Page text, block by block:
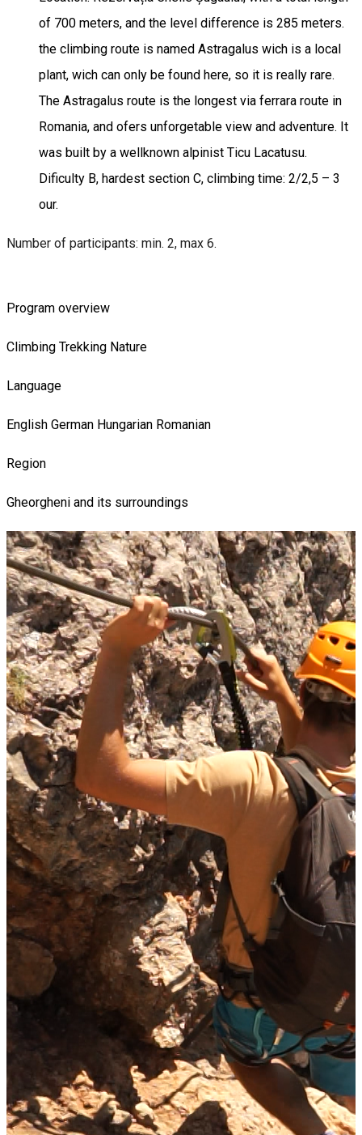
of 700 meters, and the level difference is 285 meters.
the climbing route is named Astragalus wich is a local
plant, wich can only be found here, so it is really rare.
The Astragalus route is the longest via ferrara route in
Romania, and ofers unforgetable view and adventure. It
was built by a wellknown alpinist Ticu Lacatusu.
Dificulty B, hardest section C, climbing time: 2/2,5 – 3
our.
Number of participants: min. 2, max 6.
Program overview
Climbing Trekking Nature
Language
English German Hungarian Romanian
Region
Gheorgheni and its surroundings